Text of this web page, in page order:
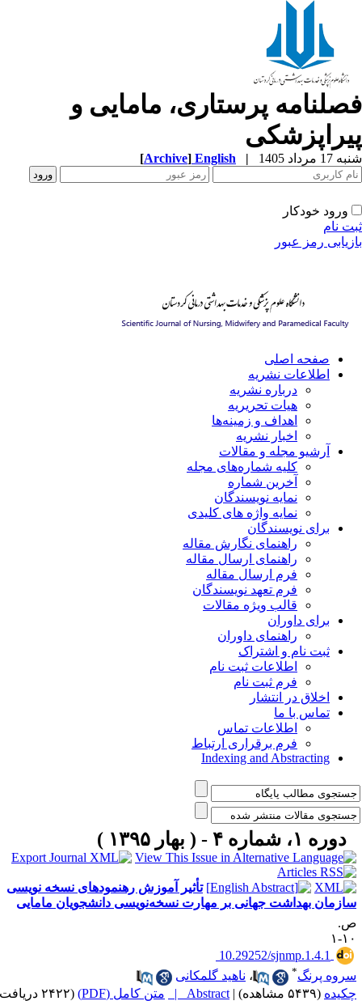
پرستاری، مامایی و
مرداد 1405 |
English
[Archive]
ورود خودکار
نام
رمز عبور
صفحه اصلی
اطلاعات نشریه
درباره نشریه
هیات تحریریه
اهداف و زمینه‌ها
اخبار نشریه
آرشیو مجله و مقالات
کلیه شماره‌های مجله
آخرین شماره
نمایه نویسندگان
نمایه واژه های کلیدی
برای نویسندگان
راهنمای نگارش مقاله
راهنمای ارسال مقاله
فرم ارسال مقاله
فرم تعهد نویسندگان
قالب ویژه مقالات
برای داوران
راهنمای داوران
ثبت نام و اشتراک
اطلاعات ثبت نام
فرم ثبت نام
اخلاق در انتشار
تماس با ما
اطلاعات تماس
فرم برقراری ارتباط
Indexing and Abstracting
دوره ۱، شماره ۴ - ( بهار ۱۳۹۵ )
تأثیر آموزش رهنمودهای نسخه نویسی
بهداشت جهانی بر مهارت نسخه‌نویسی دانشجویان مامایی
۱
‎ 10.29252/sjnmp.1.4.1
پرنگ* ،ناهید گلمکانی
(۵۴۳۹ مشاهده) |
Abstract | متن کامل (PDF) (۲۴۲۲ دریافت)